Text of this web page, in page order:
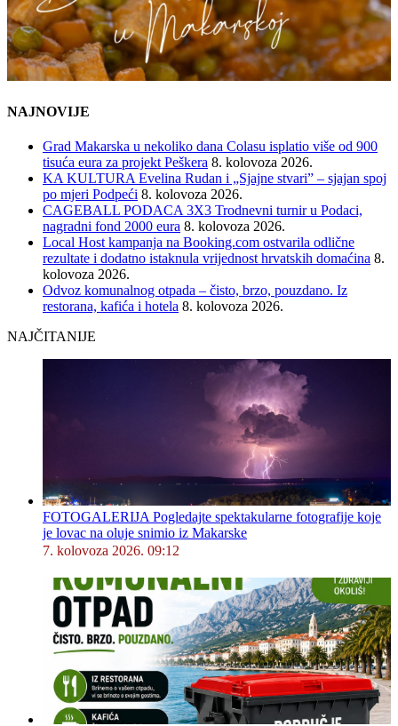
NAJNOVIJE
Grad Makarska u nekoliko dana Colasu isplatio više od 900
tisuća eura za projekt Peškera 8. kolovoza 2026.
KA KULTURA Evelina Rudan i „Sjajne stvari” – sjajan spoj
po mjeri Podpeći 8. kolovoza 2026.
CAGEBALL PODACA 3X3 Trodnevni turnir u Podaci,
nagradni fond 2000 eura 8. kolovoza 2026.
Local Host kampanja na Booking.com ostvarila odlične
rezultate i dodatno istaknula vrijednost hrvatskih domaćina 8.
kolovoza 2026.
Odvoz komunalnog otpada – čisto, brzo, pouzdano. Iz
restorana, kafića i hotela 8. kolovoza 2026.
NAJČITANIJE
FOTOGALERIJA Pogledajte spektakularne fotografije koje
je lovac na oluje snimio iz Makarske
7. kolovoza 2026. 09:12